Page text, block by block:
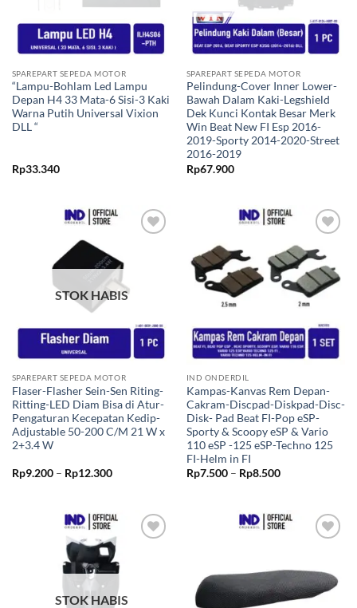
SPAREPART SEPEDA MOTOR
“Lampu-Bohlam Led Lampu
Depan H4 33 Mata-6 Sisi-3 Kaki
Warna Putih Universal Vixion
DLL “
Rp33.340
SPAREPART SEPEDA MOTOR
Pelindung-Cover Inner Lower-
Bawah Dalam Kaki-Legshield
Dek Kunci Kontak Besar Merk
Win Beat New FI Esp 2016-
2019-Sporty 2014-2020-Street
2016-2019
Rp67.900
ke Wishlist
STOK HABIS
SPAREPART SEPEDA MOTOR
Flaser-Flasher Sein-Sen Riting-
Ritting-LED Diam Bisa di Atur-
Pengaturan Kecepatan Kedip-
Adjustable 50-200 C/M 21 W x
2+3.4 W
Rp9.200 – Rp12.300Rentang
Rp12.300
Tambahkan
ke Wishlist
IND ONDERDIL
Kampas-Kanvas Rem Depan-
Cakram-Discpad-Diskpad-Disc-
Disk- Pad Beat FI-Pop eSP-
Sporty & Scoopy eSP & Vario
110 eSP -125 eSP-Techno 125
FI-Helm in FI
Rp7.500 – Rp8.500Rentang
Rp8.500
Tambahkan
ke Wishlist
STOK HABIS